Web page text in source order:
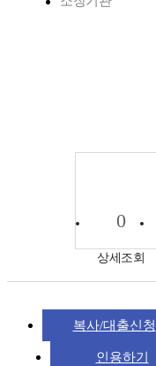
0
상세조회
복사/대출신청
인용하기